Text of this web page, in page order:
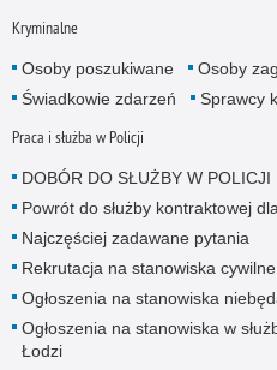
Kryminalne
Osoby poszukiwane Osoby
Świadkowie zdarzeń
Sprawcy
Praca i służba w Policji
DOBÓR DO SŁUŻBY W POLICJI
Powrót do służby kontraktowej
Najczęściej zadawane pytania
Rekrutacja na stanowiska cywilne
Ogłoszenia na stanowiska
Ogłoszenia na stanowiska w
Łodzi